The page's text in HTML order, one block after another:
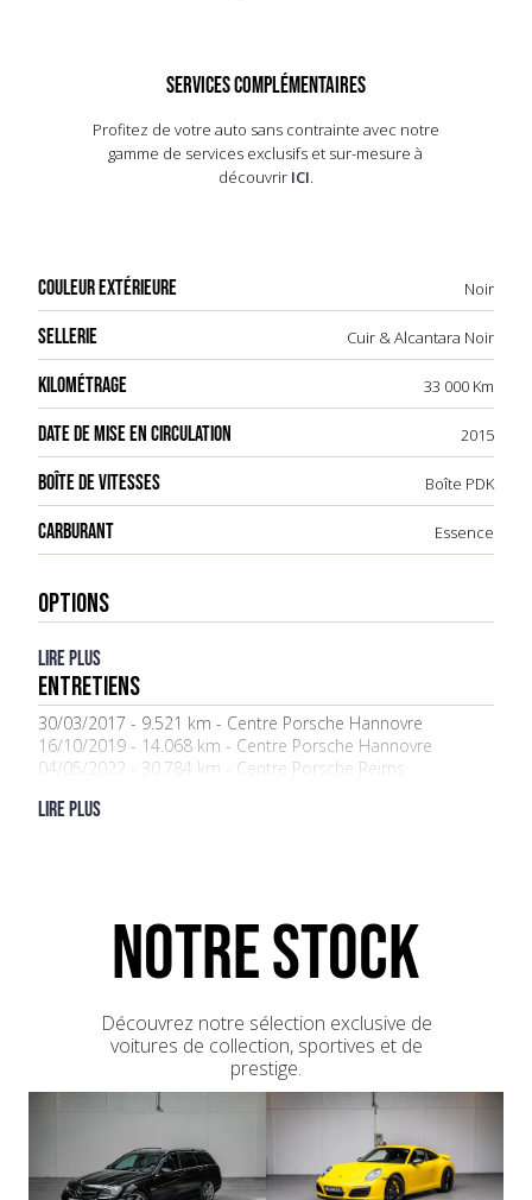
COULEUR EXTÉRIEURE Noir
SELLERIE Cuir & Alcantara Noir
KILOMÉTRAGE 33 000 Km
DATE DE MISE EN CIRCULATION 2015
BOÎTE DE VITESSES Boîte PDK
CARBURANT Essence
OPTIONS
Lire plus
ENTRETIENS
30/03/2017 - 9.521 km - Centre Porsche Hannovre
16/10/2019 - 14.068 km - Centre Porsche Hannovre
04/05/2022 - 30.784 km - Centre Porsche Reims
Lire plus
SERVICES COMPLÉMENTAIRES
Profitez de votre auto sans contrainte avec notre
gamme de services exclusifs et sur-mesure à
découvrir ICI.
NOTRE STOCK
Découvrez notre sélection exclusive de
voitures de collection, sportives et de
prestige.